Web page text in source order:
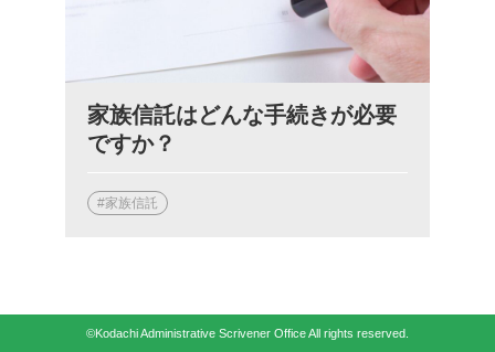
家族信託はどんな手続きが必要
ですか？
#家族信託
©Kodachi Administrative Scrivener Office All rights reserved.